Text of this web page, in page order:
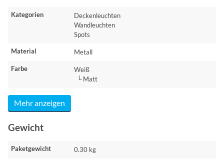
Kategorien
Deckenleuchten
Wandleuchten
Spots
Material Metall
Farbe
Weiß
└ Matt
Mehr anzeigen
Gewicht
Paketgewicht 0.30 kg